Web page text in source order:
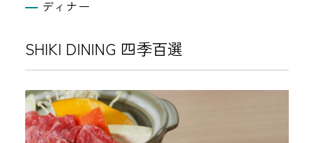
ディナー
SHIKI DINING 四季百選